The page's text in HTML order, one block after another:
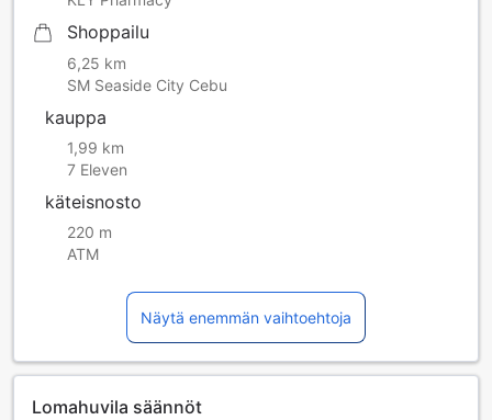
Shoppailu
6,25 km
SM Seaside City Cebu
kauppa
1,99 km
7 Eleven
käteisnosto
220 m
ATM
Näytä enemmän vaihtoehtoja
Lomahuvila säännöt